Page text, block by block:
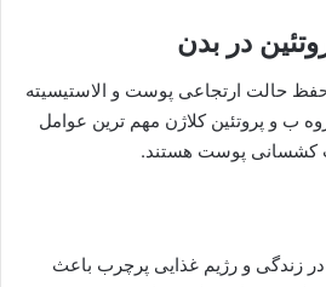
در بدن
حفظ حالت ارتجاعی پوست و الاستیسیته
ب و پروتئین کلاژن مهم ترین عوامل
کشسانی پوست هستند.
زندگی و رژیم غذایی پرچرب باعث